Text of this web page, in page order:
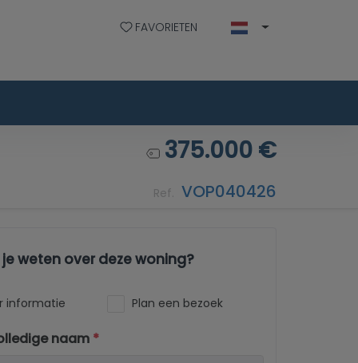
FAVORIETEN
375.000 €
Ref. VOP040426
weten over deze woning?
informatie Plan een bezoek
naam *